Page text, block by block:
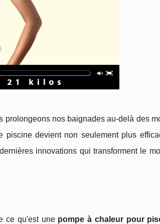
prolongeons nos baignades au-delà des
piscine devient non seulement plus
innovations qui transforment le
ce qu'est une pompe à chaleur pour